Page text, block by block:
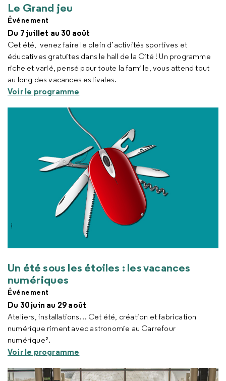
Le Grand jeu
Événement
Du 7 juillet au 30 août
Cet été, venez faire le plein d’activités sportives et
éducatives gratuites dans le hall de la Cité ! Un programme
riche et varié, pensé pour toute la famille, vous attend tout
au long des vacances estivales.
Voir le programme
Un été sous les étoiles : les vacances
numériques
Événement
Du 30 juin au 29 août
Ateliers, installations… Cet été, création et fabrication
numérique riment avec astronomie au Carrefour
numérique².
Voir le programme